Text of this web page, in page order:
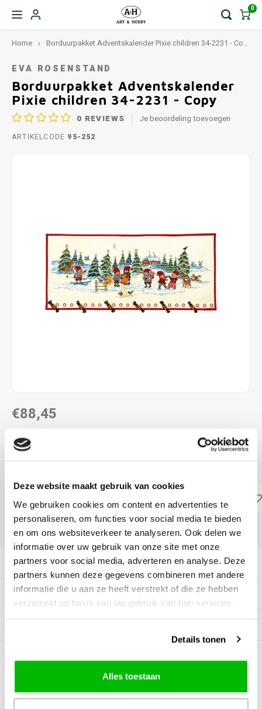
Deze website maakt gebruik van cookies
We gebruiken cookies om content en advertenties te
personaliseren, om functies voor social media te bieden
en om ons websiteverkeer te analyseren. Ook delen we
informatie over uw gebruik van onze site met onze
partners voor social media, adverteren en analyse. Deze
partners kunnen deze gegevens combineren met andere
informatie die u aan ze heeft verstrekt of die ze hebben
verzameld op basis van uw gebruik van hun services.
Details tonen
Alles toestaan
0
Home Borduurpakket Adventskalender Pixie children 34-2231 - Copy
EVA ROSENSTAND
Borduurpakket Adventskalender
Pixie children 34-2231 - Copy
0 REVIEWS Je beoordeling toevoegen
ARTIKELCODE 95-252
€88,45
LEVERTIJD: CA. 1-2 WEKEN
Toevoegen aan winkelwagen
DELEN:
Productomschrijving
Tags
0STERREN OP BASIS VAN0
BEOORDELINGEN
0Reviews